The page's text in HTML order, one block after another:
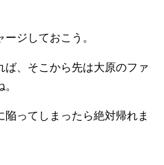
ジしておこう。
、そこから先は大原のファ
ってしまったら絶対帰れま